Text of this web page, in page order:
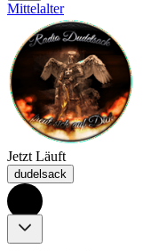
Mittelalter
Jetzt Läuft
dudelsack